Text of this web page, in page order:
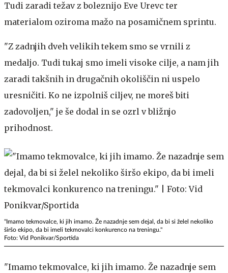
Tudi zaradi težav z boleznijo Eve Urevc ter
materialom oziroma mažo na posamičnem sprintu.
"Z zadnjih dveh velikih tekem smo se vrnili z
medaljo. Tudi tukaj smo imeli visoke cilje, a nam jih
zaradi takšnih in drugačnih okoliščin ni uspelo
uresničiti. Ko ne izpolniš ciljev, ne moreš biti
zadovoljen," je še dodal in se ozrl v bližnjo
prihodnost.
"Imamo tekmovalce, ki jih imamo. Že nazadnje sem dejal, da bi si želel nekoliko
širšo ekipo, da bi imeli tekmovalci konkurenco na treningu."
Foto: Vid Ponikvar/Sportida
"Imamo tekmovalce, ki jih imamo. Že nazadnje sem